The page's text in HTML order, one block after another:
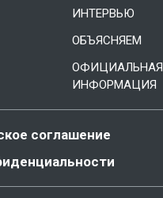
ИНТЕРВЬЮ
ОБЪЯСНЯЕМ
ОФИЦИАЛЬНАЯ
ИНФОРМАЦИЯ
соглашение